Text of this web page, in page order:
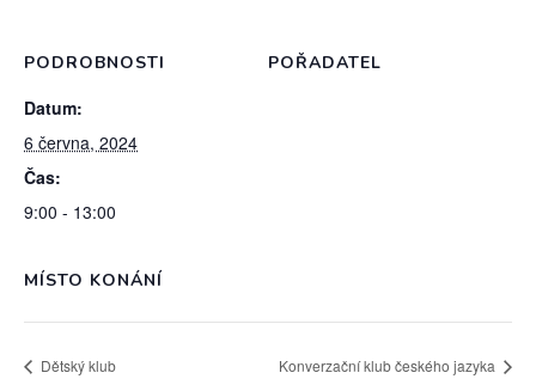
PODROBNOSTI
Datum:
6 června, 2024
Čas:
9:00 - 13:00
POŘADATEL
MÍSTO KONÁNÍ
Dětský klub Konverzační klub českého jazyka